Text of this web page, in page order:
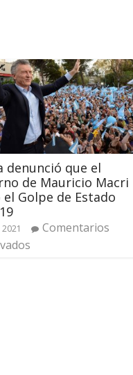
denunció que el
de Mauricio Macri
el Golpe de Estado
Comentarios